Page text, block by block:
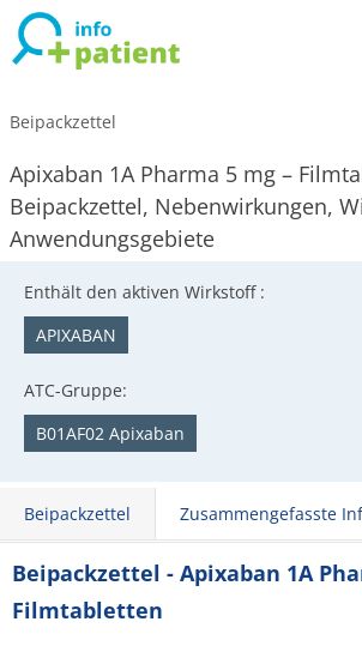
Beipackzettel
Apixaban 1A Pharma 5 mg –
Beipackzettel, Nebenwirkungen,
Anwendungsgebiete
Enthält den aktiven Wirkstoff :
APIXABAN
ATC-Gruppe:
B01AF02 Apixaban
Beipackzettel Zusammengefasste
Beipackzettel - Apixaban 1A
Filmtabletten